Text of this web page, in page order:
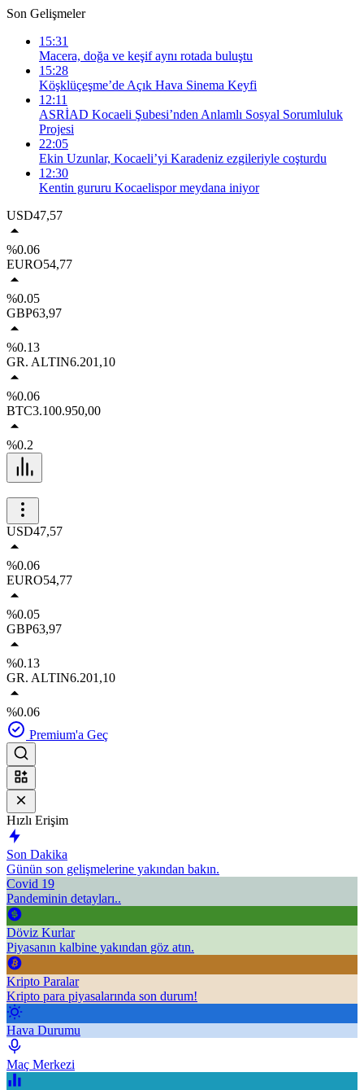
Son Gelişmeler
15:31
Macera, doğa ve keşif aynı rotada buluştu
15:28
Köşklüçeşme’de Açık Hava Sinema Keyfi
12:11
ASRİAD Kocaeli Şubesi’nden Anlamlı Sosyal Sorumluluk
Projesi
22:05
Ekin Uzunlar, Kocaeli’yi Karadeniz ezgileriyle coşturdu
12:30
Kentin gururu Kocaelispor meydana iniyor
USD47,57
%0.06
EURO54,77
%0.05
GBP63,97
%0.13
GR. ALTIN6.201,10
%0.06
BTC3.100.950,00
%0.2
USD47,57
%0.06
EURO54,77
%0.05
GBP63,97
%0.13
GR. ALTIN6.201,10
%0.06
Premium'a Geç
Hızlı Erişim
Son Dakika
Günün son gelişmelerine yakından bakın.
Covid 19
Pandeminin detayları..
Döviz Kurlar
Piyasanın kalbine yakından göz atın.
Kripto Paralar
Kripto para piyasalarında son durum!
Hava Durumu
Maç Merkezi